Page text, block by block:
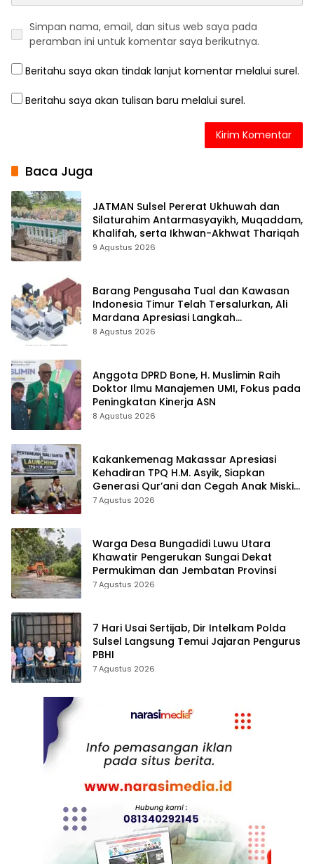
Simpan nama, email, dan situs web saya pada
peramban ini untuk komentar saya berikutnya.
Beritahu saya akan tindak lanjut komentar melalui surel.
Beritahu saya akan tulisan baru melalui surel.
Baca Juga
JATMAN Sulsel Pererat Ukhuwah dan
Silaturahim Antarmasyayikh, Muqaddam,
Khalifah, serta Ikhwan-Akhwat Thariqah
9 Agustus 2026
Barang Pengusaha Tual dan Kawasan
Indonesia Timur Telah Tersalurkan, Ali
Mardana Apresiasi Langkah
Penyelesaian PT Afid Logistik dan PT
8 Agustus 2026
Anggota DPRD Bone, H. Muslimin Raih
Doktor Ilmu Manajemen UMI, Fokus pada
Peningkatan Kinerja ASN
8 Agustus 2026
Kakankemenag Makassar Apresiasi
Kehadiran TPQ H.M. Asyik, Siapkan
Generasi Qur’ani dan Cegah Anak Miskin
Spiritualitas
7 Agustus 2026
Warga Desa Bungadidi Luwu Utara
Khawatir Pengerukan Sungai Dekat
Permukiman dan Jembatan Provinsi
7 Agustus 2026
7 Hari Usai Sertijab, Dir Intelkam Polda
Sulsel Langsung Temui Jajaran Pengurus
PBHI
7 Agustus 2026